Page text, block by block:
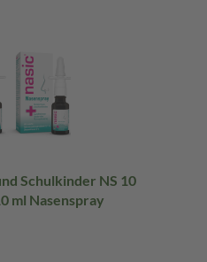
Schulkinder NS 10
ml Nasenspray